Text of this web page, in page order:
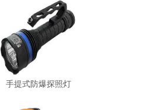
手提式防爆探照灯